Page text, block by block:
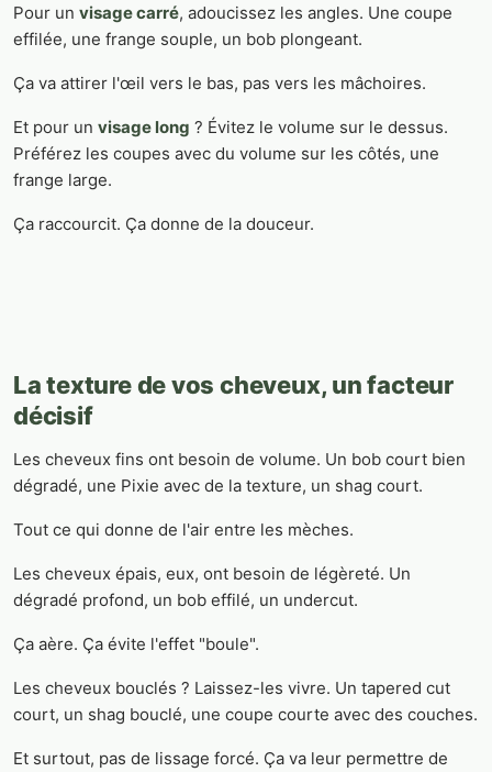
Pour un visage carré, adoucissez les angles. Une coupe
effilée, une frange souple, un bob plongeant.
Ça va attirer l'œil vers le bas, pas vers les mâchoires.
Et pour un visage long ? Évitez le volume sur le dessus.
Préférez les coupes avec du volume sur les côtés, une
frange large.
Ça raccourcit. Ça donne de la douceur.
La texture de vos cheveux, un facteur
décisif
Les cheveux fins ont besoin de volume. Un bob court bien
dégradé, une Pixie avec de la texture, un shag court.
Tout ce qui donne de l'air entre les mèches.
Les cheveux épais, eux, ont besoin de légèreté. Un
dégradé profond, un bob effilé, un undercut.
Ça aère. Ça évite l'effet "boule".
Les cheveux bouclés ? Laissez-les vivre. Un tapered cut
court, un shag bouclé, une coupe courte avec des couches.
Et surtout, pas de lissage forcé. Ça va leur permettre de